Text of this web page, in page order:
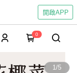
開啟APP
0
1/5